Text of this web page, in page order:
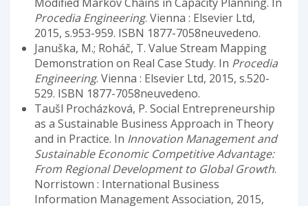
Procedia Engineering. Vienna : Elsevier Ltd,
2015, s.953-959. ISBN 1877-7058neuvedeno.
Januška, M.; Roháč, T. Value Stream Mapping
Demonstration on Real Case Study. In Procedia
Engineering. Vienna : Elsevier Ltd, 2015, s.520-
529. ISBN 1877-7058neuvedeno.
Taušl Procházková, P. Social Entrepreneurship
as a Sustainable Business Approach in Theory
and in Practice. In Innovation Management and
Sustainable Economic Competitive Advantage:
From Regional Development to Global Growth.
Norristown : International Business
Information Management Association, 2015,